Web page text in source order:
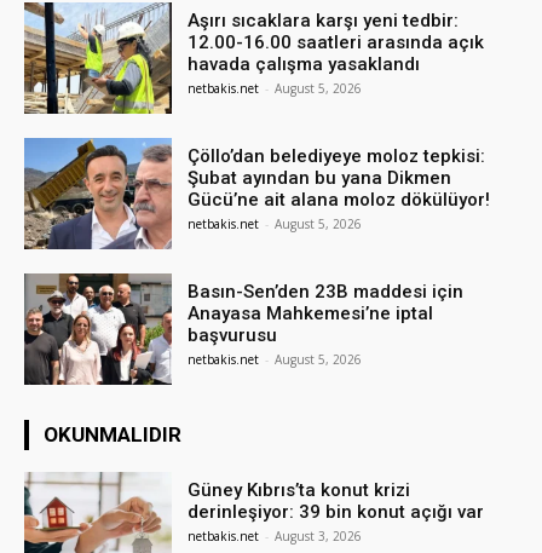
Aşırı sıcaklara karşı yeni tedbir:
12.00-16.00 saatleri arasında açık
havada çalışma yasaklandı
netbakis.net - August 5, 2026
Çöllo’dan belediyeye moloz tepkisi:
Şubat ayından bu yana Dikmen
Gücü’ne ait alana moloz dökülüyor!
netbakis.net - August 5, 2026
Basın-Sen’den 23B maddesi için
Anayasa Mahkemesi’ne iptal
başvurusu
netbakis.net - August 5, 2026
OKUNMALIDIR
Güney Kıbrıs’ta konut krizi
derinleşiyor: 39 bin konut açığı var
netbakis.net - August 3, 2026